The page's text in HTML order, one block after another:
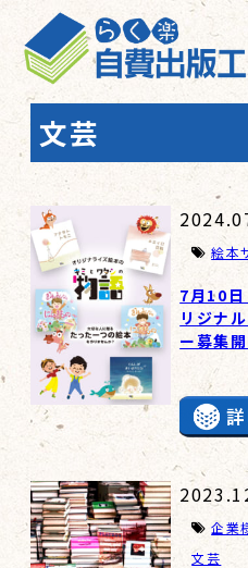
文芸
絵本
7月10日
リジナ
ー募集開
企業
文芸